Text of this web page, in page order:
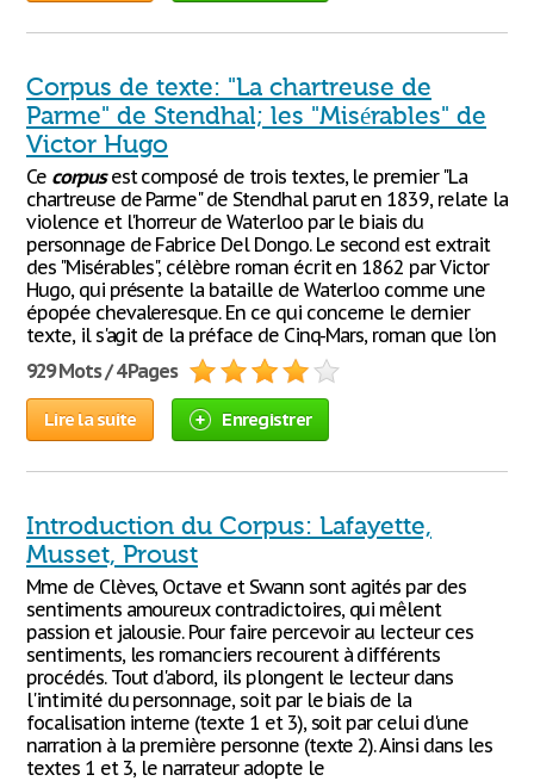
Corpus de texte: "La chartreuse de
Parme" de Stendhal; les "Misérables" de
Victor Hugo
Ce corpusest composé de trois textes, le premier "La
chartreuse de Parme" de Stendhal parut en 1839, relate la
violence et l'horreur de Waterloo par le biais du
personnage de Fabrice Del Dongo. Le second est extrait
des "Misérables", célèbre roman écrit en 1862 par Victor
Hugo, qui présente la bataille de Waterloo comme une
épopée chevaleresque. En ce qui concerne le dernier
texte, il s'agit de la préface de Cinq-Mars, roman que l'on
929 Mots / 4 Pages
Lire la suite Enregistrer
Introduction du Corpus: Lafayette,
Musset, Proust
Mme de Clèves, Octave et Swann sont agités par des
sentiments amoureux contradictoires, qui mêlent
passion et jalousie. Pour faire percevoir au lecteur ces
sentiments, les romanciers recourent à différents
procédés. Tout d'abord, ils plongent le lecteur dans
l'intimité du personnage, soit par le biais de la
focalisation interne (texte 1 et 3), soit par celui d'une
narration à la première personne (texte 2). Ainsi dans les
textes 1 et 3, le narrateur adopte le